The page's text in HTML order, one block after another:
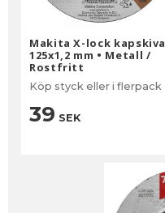
Makita X-lock kapskiva
125x1,2 mm • Metall /
Rostfritt
Köp styck eller i flerpack
39 SEK